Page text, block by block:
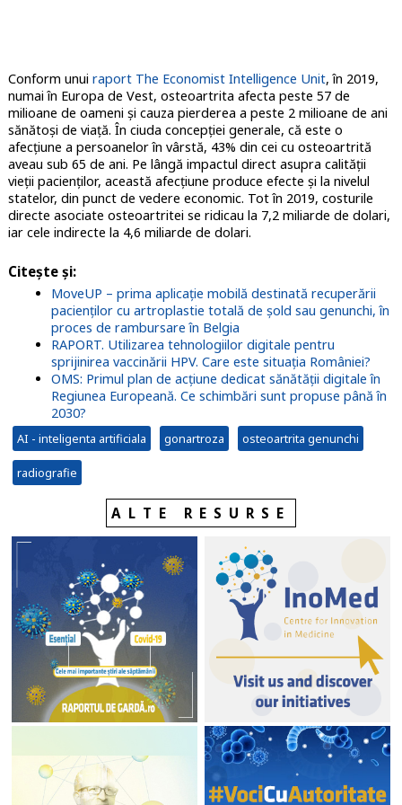
Conform unui raport The Economist Intelligence Unit, în 2019,
numai în Europa de Vest, osteoartrita afecta peste 57 de
milioane de oameni și cauza pierderea a peste 2 milioane de ani
sănătoși de viață. În ciuda concepției generale, că este o
afecțiune a persoanelor în vârstă, 43% din cei cu osteoartrită
aveau sub 65 de ani. Pe lângă impactul direct asupra calității
vieții pacienților, această afecțiune produce efecte și la nivelul
statelor, din punct de vedere economic. Tot în 2019, costurile
directe asociate osteoartritei se ridicau la 7,2 miliarde de dolari,
iar cele indirecte la 4,6 miliarde de dolari.
Citește și:
MoveUP – prima aplicație mobilă destinată recuperării
pacienților cu artroplastie totală de șold sau genunchi, în
proces de rambursare în Belgia
RAPORT. Utilizarea tehnologiilor digitale pentru
sprijinirea vaccinării HPV. Care este situația României?
OMS: Primul plan de acțiune dedicat sănătății digitale în
Regiunea Europeană. Ce schimbări sunt propuse până în
2030?
AI - inteligenta artificiala gonartroza osteoartrita genunchi
radiografie
ALTE RESURSE